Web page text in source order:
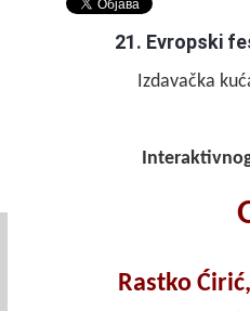
In memoriam: Зоран Ковачевић (1955-
21. Evropski
Izdavačka
Rastko Ćirić,